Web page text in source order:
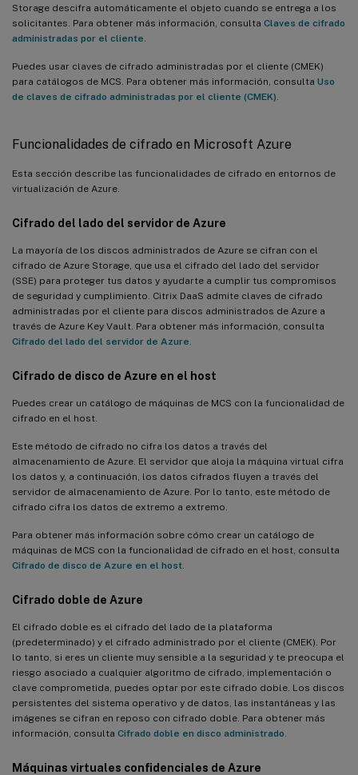
Storage descifra automáticamente el objeto cuando se entrega a los
solicitantes. Para obtener más información, consulta Claves de cifrado
administradas por el cliente
Puedes usar claves de cifrado administradas por el cliente (CMEK)
para catálogos de MCS. Para obtener más información, consulta Uso
de claves de cifrado administradas por el cliente (CMEK)
Funcionalidades de cifrado en Microsoft Azure
Esta sección describe las funcionalidades de cifrado en entornos de
virtualización de Azure.
Cifrado del lado del servidor de Azure
La mayoría de los discos administrados de Azure se cifran con el
cifrado de Azure Storage, que usa el cifrado del lado del servidor
(SSE) para proteger tus datos y ayudarte a cumplir tus compromisos
de seguridad y cumplimiento. Citrix DaaS admite claves de cifrado
administradas por el cliente para discos administrados de Azure a
través de Azure Key Vault. Para obtener más información, consulta
Cifrado del lado del servidor de Azure
Cifrado de disco de Azure en el host
Puedes crear un catálogo de máquinas de MCS con la funcionalidad de
cifrado en el host.
Este método de cifrado no cifra los datos a través del
almacenamiento de Azure. El servidor que aloja la máquina virtual cifra
los datos y, a continuación, los datos cifrados fluyen a través del
servidor de almacenamiento de Azure. Por lo tanto, este método de
cifrado cifra los datos de extremo a extremo.
Para obtener más información sobre cómo crear un catálogo de
máquinas de MCS con la funcionalidad de cifrado en el host, consulta
Cifrado de disco de Azure en el host
Cifrado doble de Azure
El cifrado doble es el cifrado del lado de la plataforma
(predeterminado) y el cifrado administrado por el cliente (CMEK). Por
lo tanto, si eres un cliente muy sensible a la seguridad y te preocupa el
riesgo asociado a cualquier algoritmo de cifrado, implementación o
clave comprometida, puedes optar por este cifrado doble. Los discos
persistentes del sistema operativo y de datos, las instantáneas y las
imágenes se cifran en reposo con cifrado doble. Para obtener más
información, consulta Cifrado doble en disco administrado
Máquinas virtuales confidenciales de Azure